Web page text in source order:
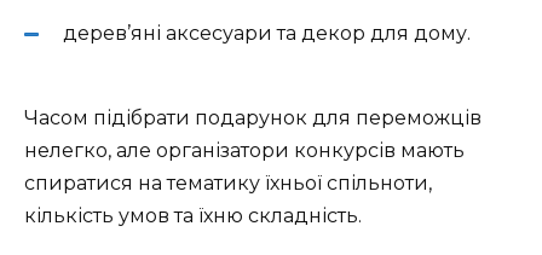
дерев’яні аксесуари та декор для дому.
Часом підібрати подарунок для переможців
нелегко, але організатори конкурсів мають
спиратися на тематику їхньої спільноти,
кількість умов та їхню складність.